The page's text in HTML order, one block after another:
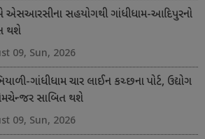
એસઆરસીના સહયોગથી ગાંધીધામ-આદિપુરનો
થશે
09, Sun, 2026
ગાંધીધામ ચાર લાઈન કચ્છના પોર્ટ, ઉદ્યોગ
સાબિત થશે
09, Sun, 2026